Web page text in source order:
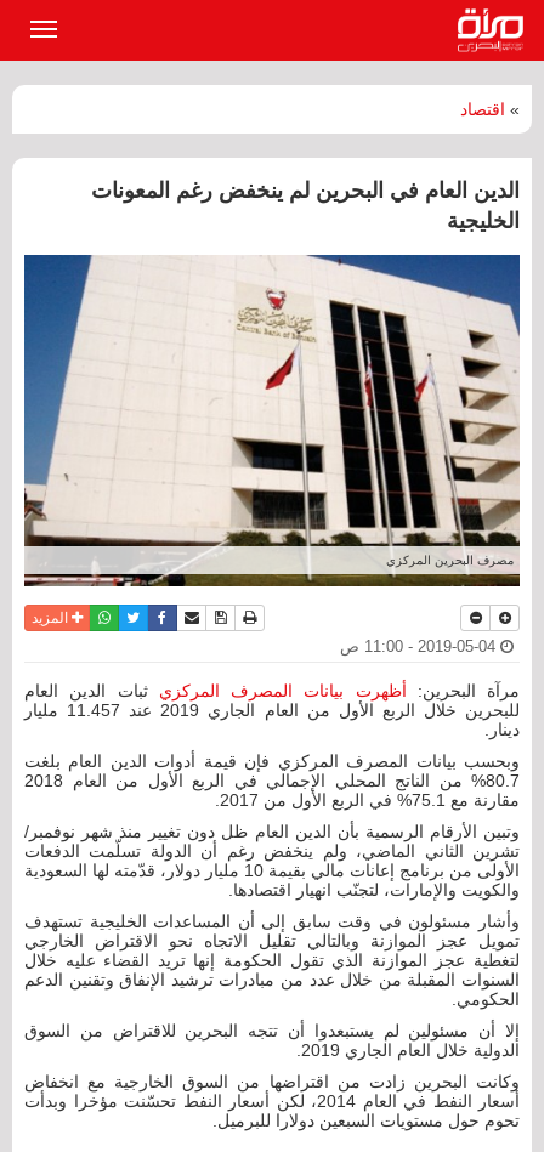
» اقتصاد
الدين العام في البحرين لم ينخفض رغم المعونات
الخليجية
مصرف البحرين المركزي
نسخة للطباعة
حفظ الموضوع
أرسل الى صديق
فيسبوكتويترواتسابالمزيد
مرآة البحرين: أظهرت بيانات المصرف المركزي ثبات الدين العام
للبحرين خلال الربع الأول من العام الجاري 2019 عند 11.457 مليار
دينار.
وبحسب بيانات المصرف المركزي فإن قيمة أدوات الدين العام بلغت
80.7% من الناتج المحلي الإجمالي في الربع الأول من العام 2018
مقارنة مع 75.1% في الربع الأول من 2017.
وتبين الأرقام الرسمية بأن الدين العام ظل دون تغيير منذ شهر نوفمبر/
تشرين الثاني الماضي، ولم ينخفض رغم أن الدولة تسلّمت الدفعات
الأولى من برنامج إعانات مالي بقيمة 10 مليار دولار، قدّمته لها السعودية
والكويت والإمارات، لتجنّب انهيار اقتصادها.
وأشار مسئولون في وقت سابق إلى أن المساعدات الخليجية تستهدف
تمويل عجز الموازنة وبالتالي تقليل الاتجاه نحو الاقتراض الخارجي
لتغطية عجز الموازنة الذي تقول الحكومة إنها تريد القضاء عليه خلال
السنوات المقبلة من خلال عدد من مبادرات ترشيد الإنفاق وتقنين الدعم
الحكومي.
إلا أن مسئولين لم يستبعدوا أن تتجه البحرين للاقتراض من السوق
الدولية خلال العام الجاري 2019.
وكانت البحرين زادت من اقتراضها من السوق الخارجية مع انخفاض
أسعار النفط في العام 2014، لكن أسعار النفط تحسّنت مؤخرا وبدأت
تحوم حول مستويات السبعين دولارا للبرميل.